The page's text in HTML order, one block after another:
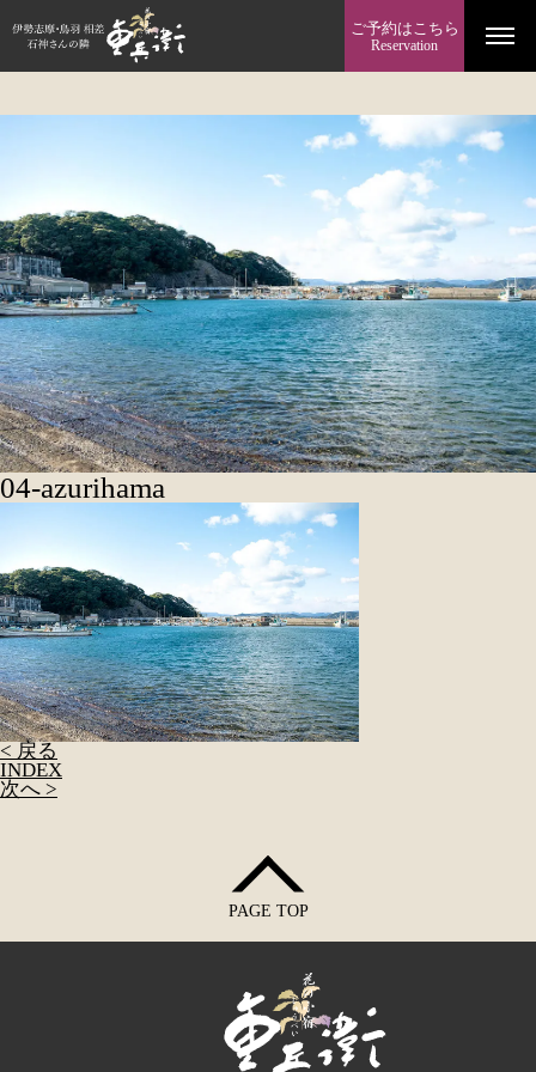
ご予約はこちら
Reservation
04-azurihama
< 戻る
INDEX
次へ >
PAGE TOP